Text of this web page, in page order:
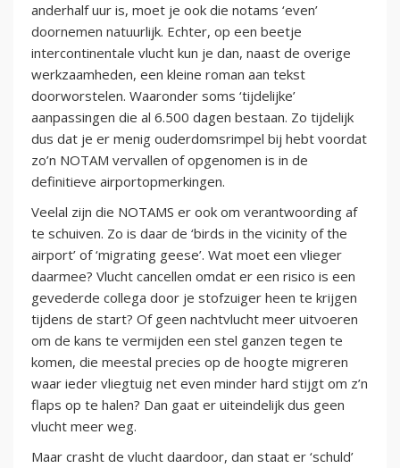
anderhalf uur is, moet je ook die notams ‘even’
doornemen natuurlijk. Echter, op een beetje
intercontinentale vlucht kun je dan, naast de overige
werkzaamheden, een kleine roman aan tekst
doorworstelen. Waaronder soms ‘tijdelijke’
aanpassingen die al 6.500 dagen bestaan. Zo tijdelijk
dus dat je er menig ouderdomsrimpel bij hebt voordat
zo’n NOTAM vervallen of opgenomen is in de
definitieve airportopmerkingen.
Veelal zijn die NOTAMS er ook om verantwoording af
te schuiven. Zo is daar de ‘birds in the vicinity of the
airport’ of ‘migrating geese’. Wat moet een vlieger
daarmee? Vlucht cancellen omdat er een risico is een
gevederde collega door je stofzuiger heen te krijgen
tijdens de start? Of geen nachtvlucht meer uitvoeren
om de kans te vermijden een stel ganzen tegen te
komen, die meestal precies op de hoogte migreren
waar ieder vliegtuig net even minder hard stijgt om z’n
flaps op te halen? Dan gaat er uiteindelijk dus geen
vlucht meer weg.
Maar crasht de vlucht daardoor, dan staat er ‘schuld’